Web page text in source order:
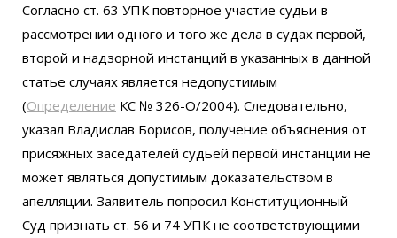
Согласно ст. 63 УПК повторное участие судьи в
рассмотрении одного и того же дела в судах первой,
второй и надзорной инстанций в указанных в данной
статье случаях является недопустимым
(Определение КС № 326-О/2004). Следовательно,
указал Владислав Борисов, получение объяснения от
присяжных заседателей судьей первой инстанции не
может являться допустимым доказательством в
апелляции. Заявитель попросил Конституционный
Суд признать ст. 56 и 74 УПК не соответствующими